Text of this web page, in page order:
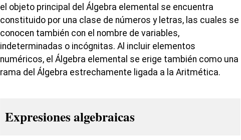
el objeto principal del Álgebra elemental se encuentra
constituido por una clase de números y letras, las cuales se
conocen también con el nombre de variables,
indeterminadas o incógnitas. Al incluir elementos
numéricos, el Álgebra elemental se erige también como una
rama del Álgebra estrechamente ligada a la Aritmética.
Expresiones algebraicas